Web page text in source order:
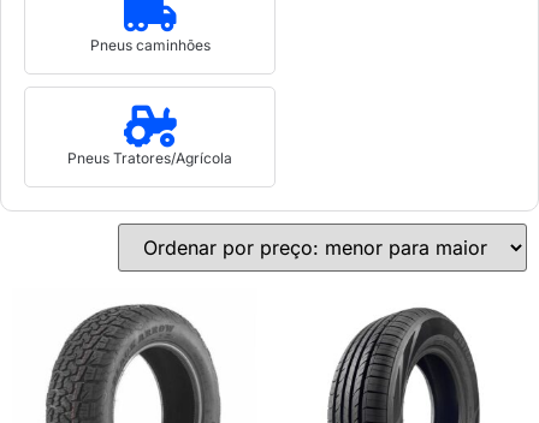
Pneus caminhões
Pneus Tratores/Agrícola